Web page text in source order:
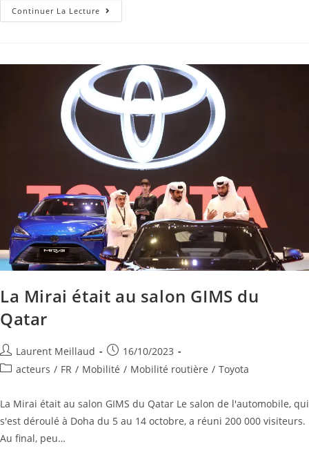
Continuer La Lecture
La Mirai était au salon GIMS du
Qatar
Laurent Meillaud
16/10/2023
acteurs / FR / Mobilité / Mobilité routière / Toyota
La Mirai était au salon GIMS du Qatar Le salon de l'automobile, qui
s'est déroulé à Doha du 5 au 14 octobre, a réuni 200 000 visiteurs.
Au final, peu…